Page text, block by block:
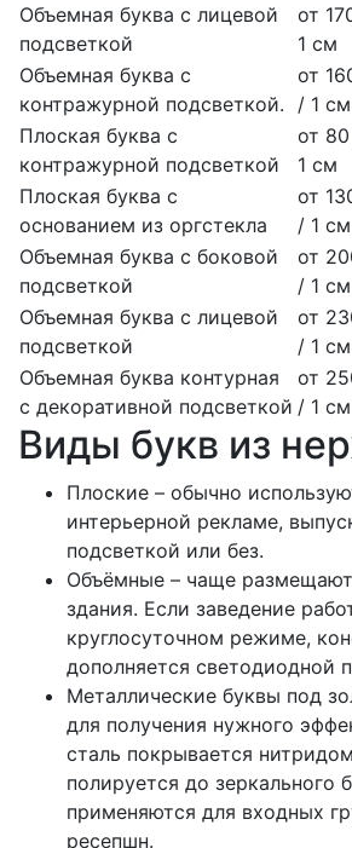
Объемная буква с лицевой
подсветкой
от
1 см
Объемная буква с
контражурной подсветкой.
от
/ 1 см
Плоская буква с
контражурной подсветкой
от
1 см
Плоская буква с
основанием из оргстекла
от
/ 1 см
Объемная буква с боковой
подсветкой
от
/ 1 см
Объемная буква с лицевой
подсветкой
от
/ 1 см
Объемная буква контурная
с декоративной подсветкой
от
/ 1 см
Виды букв из
Плоские – обычно
интерьерной рекламе,
подсветкой или без.
Объёмные – чаще
здания. Если заведение
круглосуточном режиме,
дополняется светодиодной
Металлические буквы под
для получения нужного
сталь покрывается
полируется до зеркального
применяются для входных
ресепшн.